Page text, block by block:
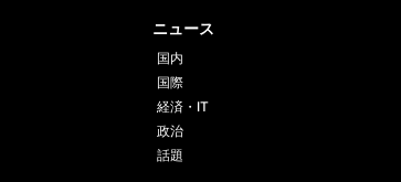
ニュース
国内
国際
経済・IT
政治
話題